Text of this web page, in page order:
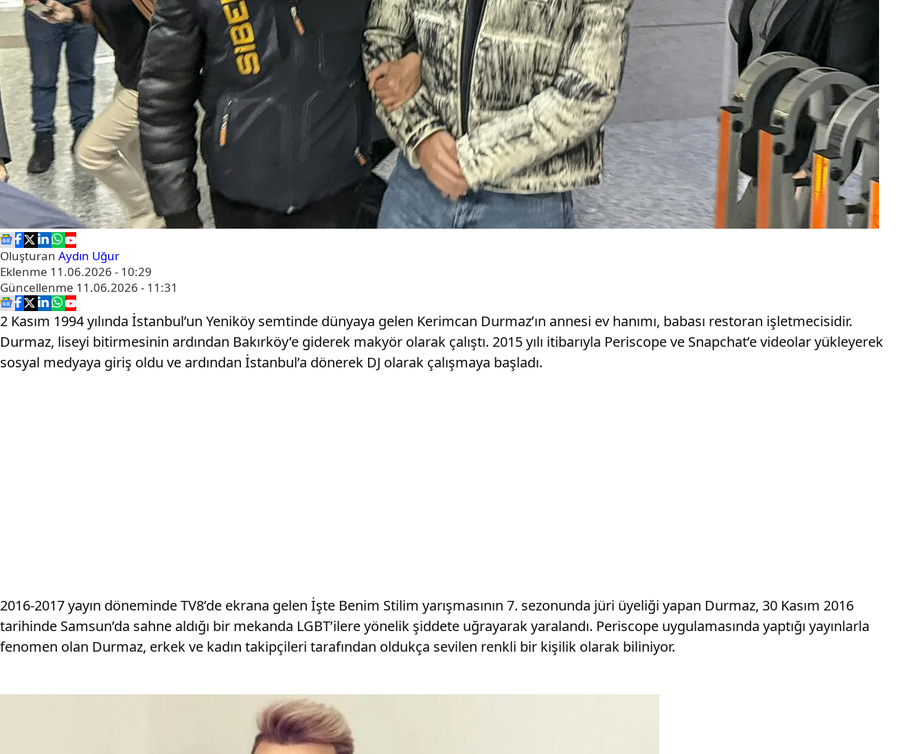
Oluşturan Aydın Uğur
Eklenme 11.06.2026 - 10:29
Güncellenme 11.06.2026 - 11:31
2 Kasım 1994 yılında İstanbul’un Yeniköy semtinde dünyaya gelen Kerimcan Durmaz’ın annesi ev hanımı, babası restoran işletmecisidir.
Durmaz, liseyi bitirmesinin ardından Bakırköy’e giderek makyör olarak çalıştı. 2015 yılı itibarıyla Periscope ve Snapchat’e videolar yükleyerek
sosyal medyaya giriş oldu ve ardından İstanbul’a dönerek DJ olarak çalışmaya başladı.
2016-2017 yayın döneminde TV8’de ekrana gelen İşte Benim Stilim yarışmasının 7. sezonunda jüri üyeliği yapan Durmaz, 30 Kasım 2016
tarihinde Samsun’da sahne aldığı bir mekanda LGBT’ilere yönelik şiddete uğrayarak yaralandı. Periscope uygulamasında yaptığı yayınlarla
fenomen olan Durmaz, erkek ve kadın takipçileri tarafından oldukça sevilen renkli bir kişilik olarak biliniyor.